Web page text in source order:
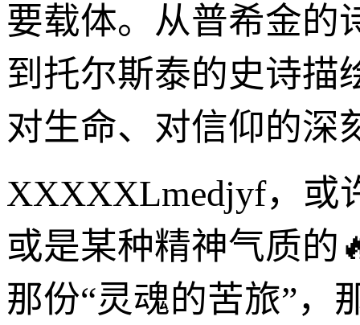
要载体。从普希金的
到托尔斯泰的史诗描
对生命、对信仰的深
XXXXXLmedjyf，或
或是某种精神气质的
那份“灵魂的苦旅”，